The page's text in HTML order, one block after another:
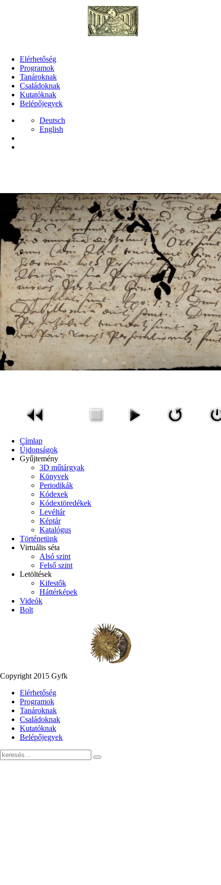
Elérhetőség
Programok
Tanároknak
Családoknak
Kutatóknak
Belépőjegyek
Deutsch
English
Címlap
Újdonságok
Gyűjtemény
3D műtárgyak
Könyvek
Periodikák
Kódexek
Kódextöredékek
Levéltár
Képtár
Katalógus
Történetünk
Virtuális séta
Alsó szint
Felső szint
Letöltések
Kifestők
Háttérképek
Videók
Bolt
Copyright 2015 Gyfk
Elérhetőség
Programok
Tanároknak
Családoknak
Kutatóknak
Belépőjegyek